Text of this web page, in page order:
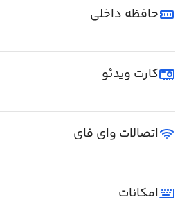
حافظه داخلی
کارت ویدئو
اتصالات وای فای
امکانات